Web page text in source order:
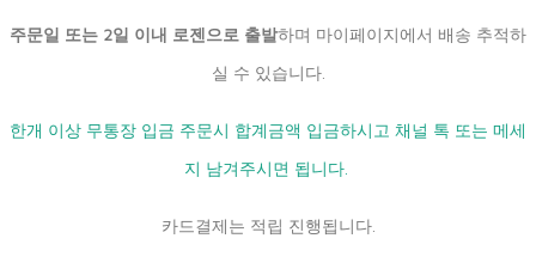
주문일 또는 2일 이내 로젠으로 출발하며 마이페이지에서 배송 추적하
실 수 있습니다.
한개 이상 무통장 입금 주문시 합계금액 입금하시고 채널 톡 또는 메세
지 남겨주시면 됩니다.
카드결제는 적립 진행됩니다.